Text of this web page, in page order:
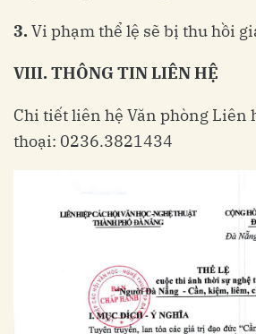
3.Vi phạm thể lệ sẽ bị thu hồi
VIII.THÔNG TINLIÊNHỆ
Chi tiết liên hệ Văn phòng Liên
thoại: 0236.3821434